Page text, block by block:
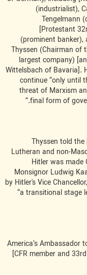
(industrialist),
Tengelmann
[Protestant
(prominent
Thyssen (Chairman of
largest company)
Wittelsbach of
continue “only until
threat of Marxism
final form of
[Roman Catholic Papal Knight]
Lutheran and non-
Hitler was
Monsignor Ludwig
by Hitler's Vice
“a transitional
America’s Ambassador
[CFR member and